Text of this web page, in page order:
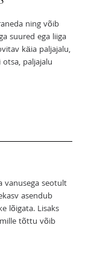
ning võib
suured ega liiga
käia paljajalu,
paljajalu
vanusega seotult
asendub
lõigata. Lisaks
tõttu võib